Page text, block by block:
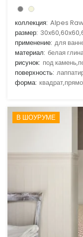
коллекция: Alpes
размер:
применение: для
материал: белая
рисунок: под
поверхность:
форма:
В ШОУРУМЕ